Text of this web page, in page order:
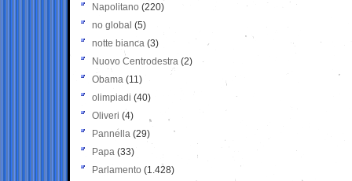
Napolitano (220)
no global (5)
notte bianca (3)
Nuovo Centrodestra (2)
Obama (11)
olimpiadi (40)
Oliveri (4)
Pannella (29)
Papa (33)
Parlamento (1.428)